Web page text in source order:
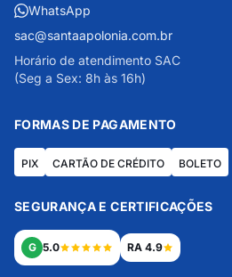
WhatsApp
sac@santaapolonia.com.br
Horário de atendimento SAC
(Seg a Sex: 8h às 16h)
FORMAS DE PAGAMENTO
PIX CARTÃO DE CRÉDITO BOLETO
SEGURANÇA E CERTIFICAÇÕES
G 5.0 RA 4.9